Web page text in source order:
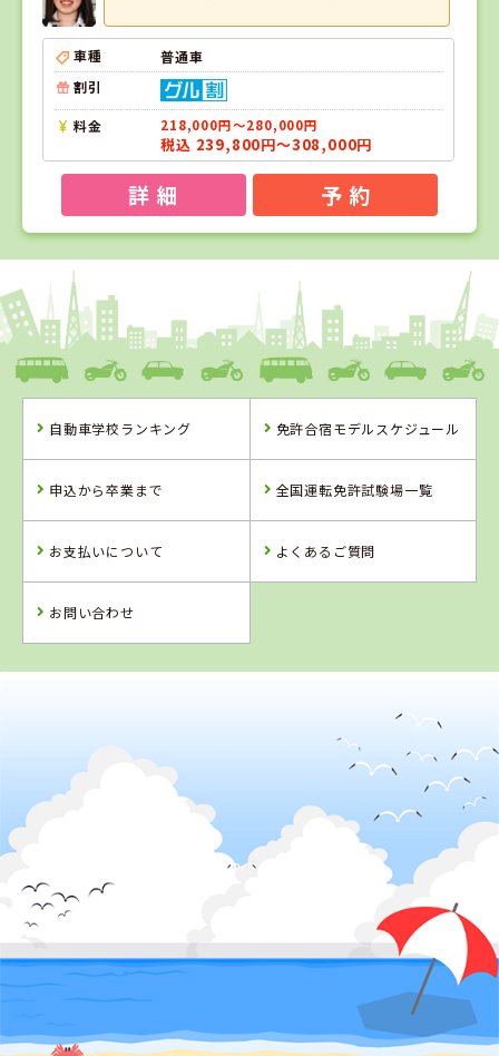
車種
普通車
割引
料金 218,000円～280,000円
税込 239,800円～308,000円
詳 細 予 約
1
和歌山県
ドライビングスクールかいなん
詳 細 予 約
2位
詳 細 予 約
クールかいなん
詳 細
グスクール
詳 細
自動車学校ランキング 免許合宿モデルスケジュール
申込から卒業まで 全国運転免許試験場一覧
お支払いについて よくあるご質問
お問い合わせ